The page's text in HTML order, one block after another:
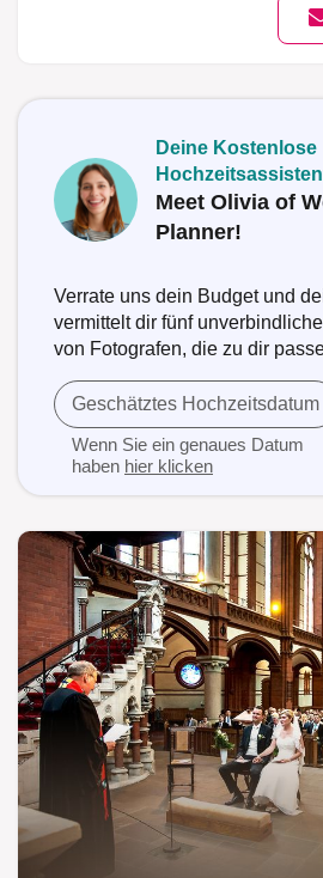
Deine Kostenlose
Meet Olivia of
Planner!
Verrate uns dein Budget und
vermittelt dir fünf
von Fotografen, die zu dir
Geschätztes Hochzeitsdatum
Wenn Sie ein genaues Datum
haben hier klicken